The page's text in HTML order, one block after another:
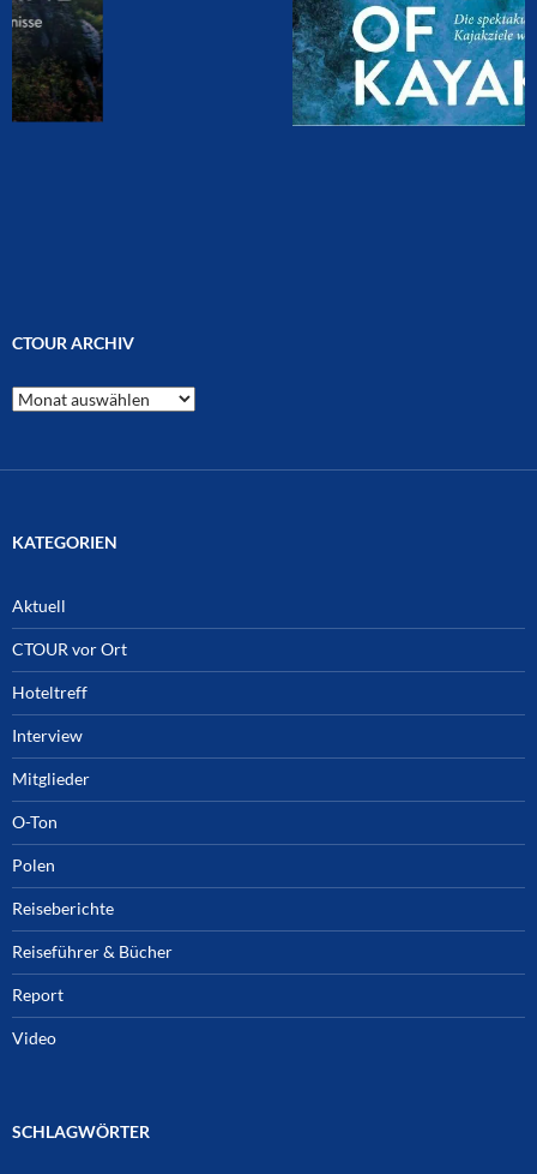
CTOUR ARCHIV
CTOUR
Archiv
KATEGORIEN
Aktuell
CTOUR vor Ort
Hoteltreff
Interview
Mitglieder
O-Ton
Polen
Reiseberichte
Reiseführer & Bücher
Report
Video
SCHLAGWÖRTER